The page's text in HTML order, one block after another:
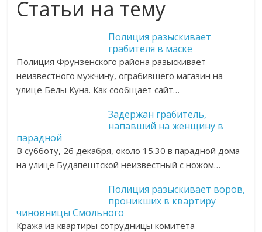
Статьи на тему
Полиция разыскивает
грабителя в маске
Полиция Фрунзенского района разыскивает
неизвестного мужчину, ограбившего магазин на
улице Белы Куна. Как сообщает сайт…
Задержан грабитель,
напавший на женщину в
парадной
В субботу, 26 декабря, около 15.30 в парадной дома
на улице Будапештской неизвестный с ножом…
Полиция разыскивает воров,
проникших в квартиру
чиновницы Смольного
Кража из квартиры сотрудницы комитета